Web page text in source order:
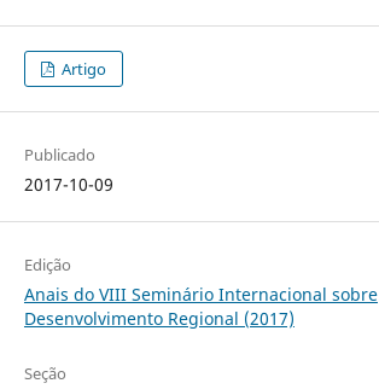
Artigo
Publicado
2017-10-09
Edição
Anais do VIII Seminário Internacional sobre
Desenvolvimento Regional (2017)
Seção